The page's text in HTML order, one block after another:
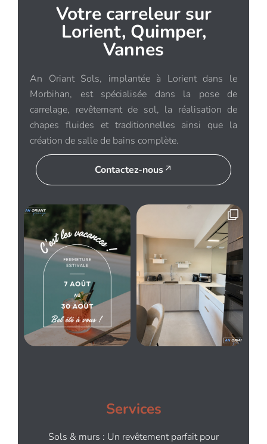
Votre carreleur sur
Lorient, Quimper,
Vannes
An Oriant Sols, implantée à Lorient dans le
Morbihan, est spécialisée dans la pose de
carrelage, revêtement de sol, la réalisation de
chapes fluides et traditionnelles ainsi que la
création de salle de bains complète.
Contactez-nous
Services
Sols & murs : Un revêtement parfait pour